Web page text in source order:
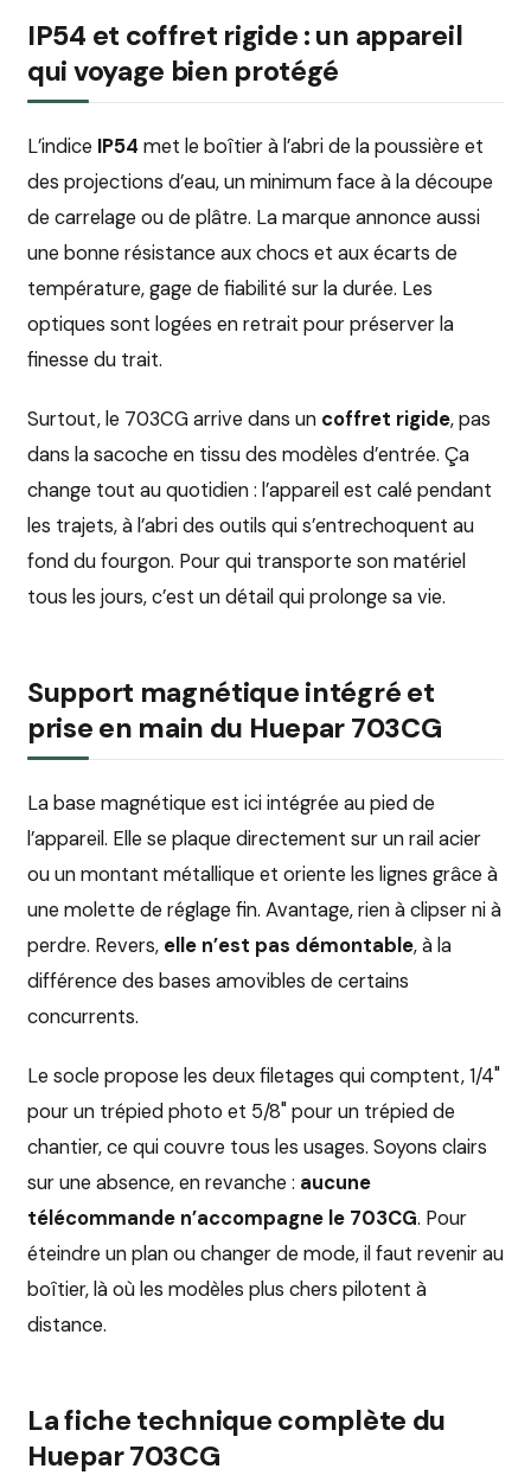
IP54 et coffret rigide : un appareil
qui voyage bien protégé
L’indice IP54 met le boîtier à l’abri de la poussière et
des projections d’eau, un minimum face à la découpe
de carrelage ou de plâtre. La marque annonce aussi
une bonne résistance aux chocs et aux écarts de
température, gage de fiabilité sur la durée. Les
optiques sont logées en retrait pour préserver la
finesse du trait.
Surtout, le 703CG arrive dans un coffret rigide, pas
dans la sacoche en tissu des modèles d’entrée. Ça
change tout au quotidien : l’appareil est calé pendant
les trajets, à l’abri des outils qui s’entrechoquent au
fond du fourgon. Pour qui transporte son matériel
tous les jours, c’est un détail qui prolonge sa vie.
Support magnétique intégré et
prise en main du Huepar 703CG
La base magnétique est ici intégrée au pied de
l’appareil. Elle se plaque directement sur un rail acier
ou un montant métallique et oriente les lignes grâce à
une molette de réglage fin. Avantage, rien à clipser ni à
perdre. Revers, elle n’est pas démontable, à la
différence des bases amovibles de certains
concurrents.
Le socle propose les deux filetages qui comptent, 1/4"
pour un trépied photo et 5/8" pour un trépied de
chantier, ce qui couvre tous les usages. Soyons clairs
sur une absence, en revanche : aucune
télécommande n’accompagne le 703CG. Pour
éteindre un plan ou changer de mode, il faut revenir au
boîtier, là où les modèles plus chers pilotent à
distance.
La fiche technique complète du
Huepar 703CG